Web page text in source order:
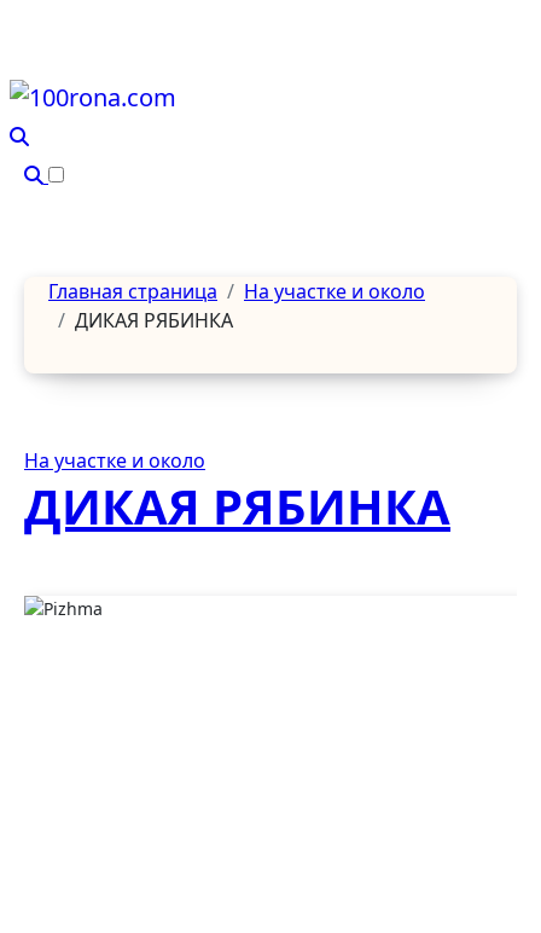
Главная страница
На участке и около
ДИКАЯ РЯБИНКА
На участке и около
ДИКАЯ РЯБИНКА